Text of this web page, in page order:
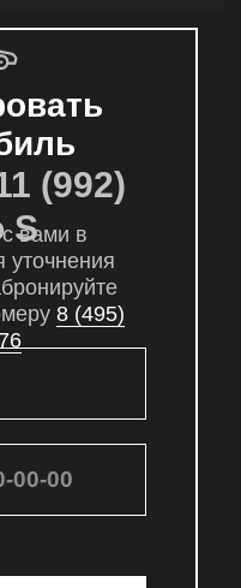
(992)
S
вами в
уточнения
8 (495)